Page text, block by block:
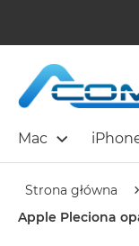
Mac
Strona główna
Apple Pleciona